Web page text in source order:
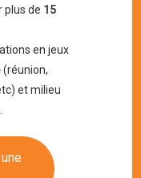
plus de 15
en jeux
(réunion,
et milieu